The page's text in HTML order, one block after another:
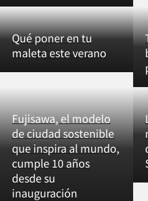
Qué poner en tu
maleta este verano
Fujisawa, el modelo
de ciudad sostenible
que inspira al mundo,
cumple 10 años
desde su
inauguración